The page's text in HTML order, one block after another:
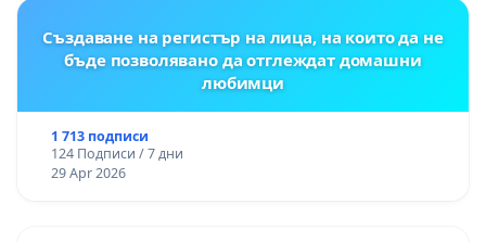
Създаване на регистър на лица, на които да не
бъде позволявано да отглеждат домашни
любимци
1 713 подписи
124 Подписи / 7 дни
29 Apr 2026